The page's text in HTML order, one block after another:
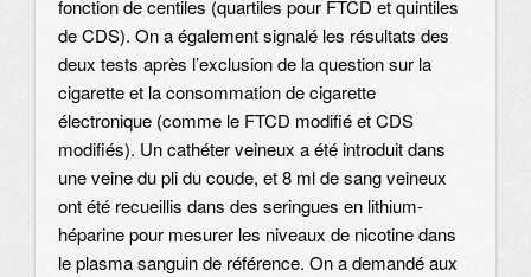
fonction de centiles (quartiles pour FTCD et quintiles
de CDS). On a également signalé les résultats des
deux tests après l’exclusion de la question sur la
cigarette et la consommation de cigarette
électronique (comme le FTCD modifié et CDS
modifiés). Un cathéter veineux a été introduit dans
une veine du pli du coude, et 8 ml de sang veineux
ont été recueillis dans des seringues en lithium-
héparine pour mesurer les niveaux de nicotine dans
le plasma sanguin de référence. On a demandé aux